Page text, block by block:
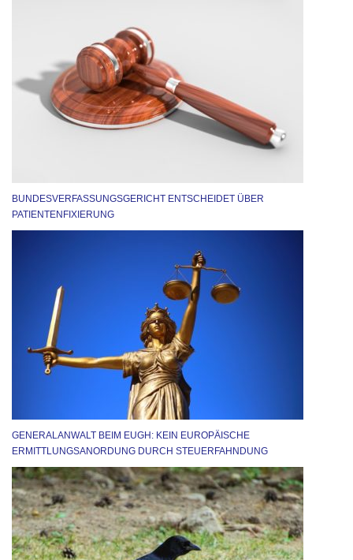
BUNDESVERFASSUNGSGERICHT ENTSCHEIDET ÜBER
PATIENTENFIXIERUNG
GENERALANWALT BEIM EUGH: KEIN EUROPÄISCHE
ERMITTLUNGSANORDUNG DURCH STEUERFAHNDUNG